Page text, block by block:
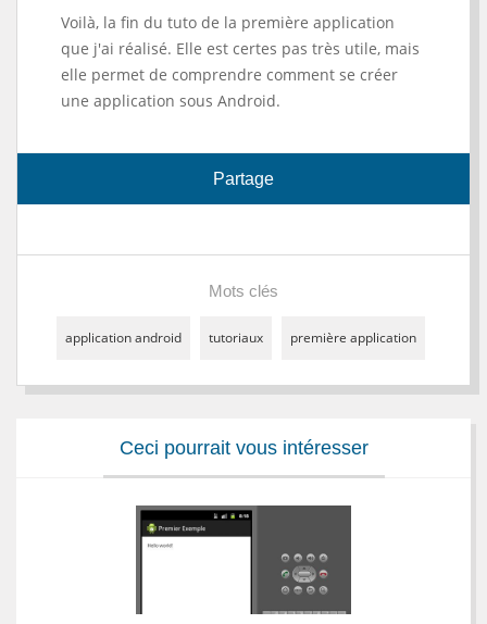
Voilà, la fin du tuto de la première application
que j'ai réalisé. Elle est certes pas très utile, mais
elle permet de comprendre comment se créer
une application sous Android.
Partage
Mots clés
application android tutoriaux première application
Ceci pourrait vous intéresser